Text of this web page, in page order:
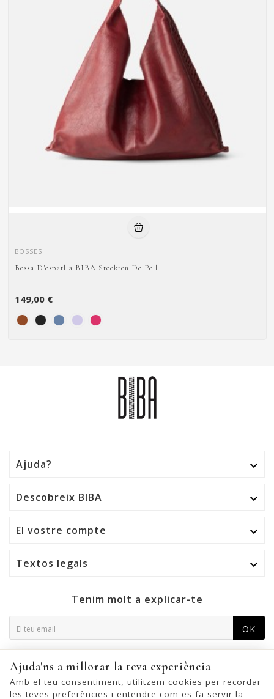
BOSSES
Bossa D'espatlla BIBA Stockton De Pell
149,00 €
Ajuda? 
Descobreix BIBA 
El vostre compte 
Textos legals 
Tenim molt a explicar-te
OK
això, trobeu la nostra informació de contacte a l'avís legal.
Ajuda'ns a millorar la teva experiència
Amb el teu consentiment, utilitzem cookies per recordar
les teves preferències i entendre com es fa servir la